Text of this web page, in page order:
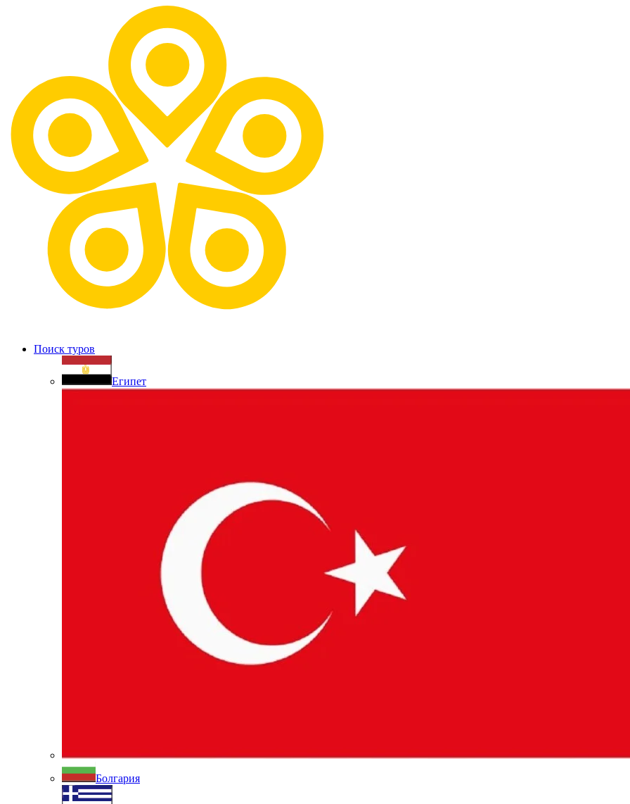
Поиск туров
Египет
Болгария